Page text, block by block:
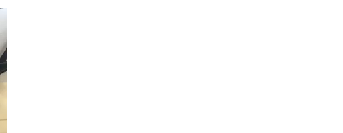
STUDIO D’ENREGISTREMENT